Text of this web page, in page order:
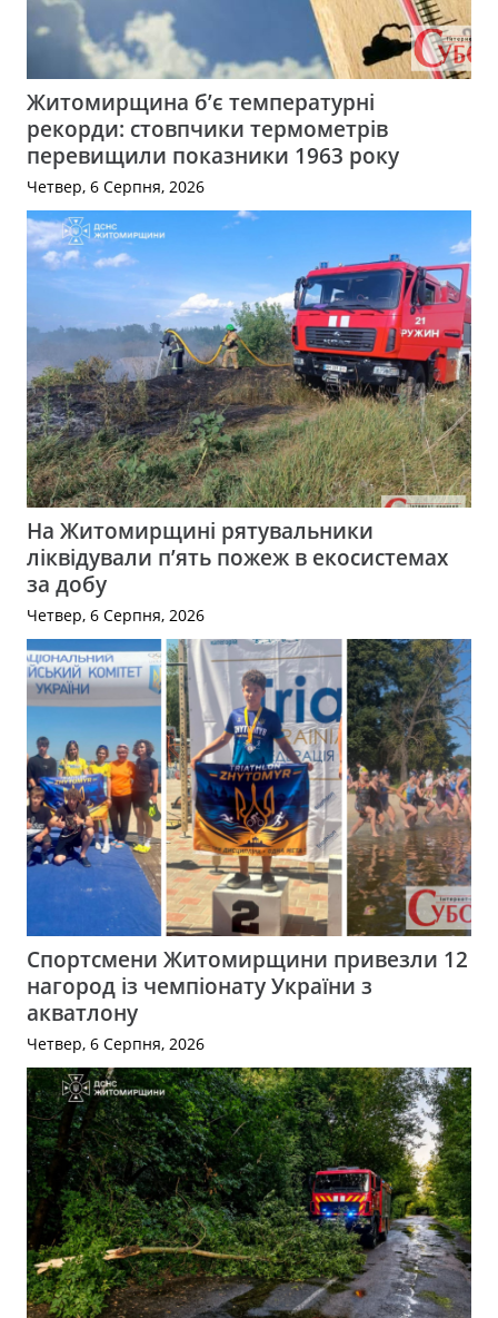
Житомирщина б’є температурні
рекорди: стовпчики термометрів
перевищили показники 1963 року
Четвер, 6 Серпня, 2026
На Житомирщині рятувальники
ліквідували п’ять пожеж в екосистемах
за добу
Четвер, 6 Серпня, 2026
Спортсмени Житомирщини привезли 12
нагород із чемпіонату України з
акватлону
Четвер, 6 Серпня, 2026